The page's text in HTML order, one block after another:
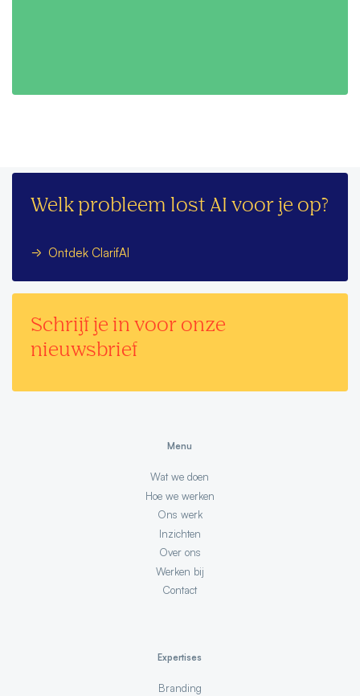
Welk probleem lost AI voor je op?
Ontdek ClarifAI
Schrijf je in voor onze
nieuwsbrief
Menu
Wat we doen
Hoe we werken
Ons werk
Inzichten
Over ons
Werken bij
Contact
Expertises
Branding